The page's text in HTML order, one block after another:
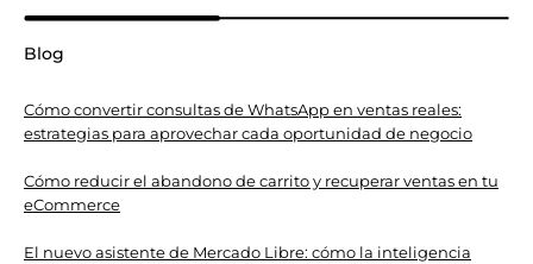
Blog
Cómo convertir consultas de WhatsApp en ventas reales:
estrategias para aprovechar cada oportunidad de negocio
Cómo reducir el abandono de carrito y recuperar ventas en tu
eCommerce
El nuevo asistente de Mercado Libre: cómo la inteligencia